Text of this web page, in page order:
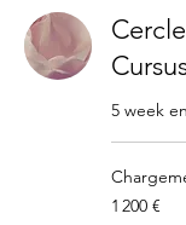
5 week
1 200
euros
1 200 €